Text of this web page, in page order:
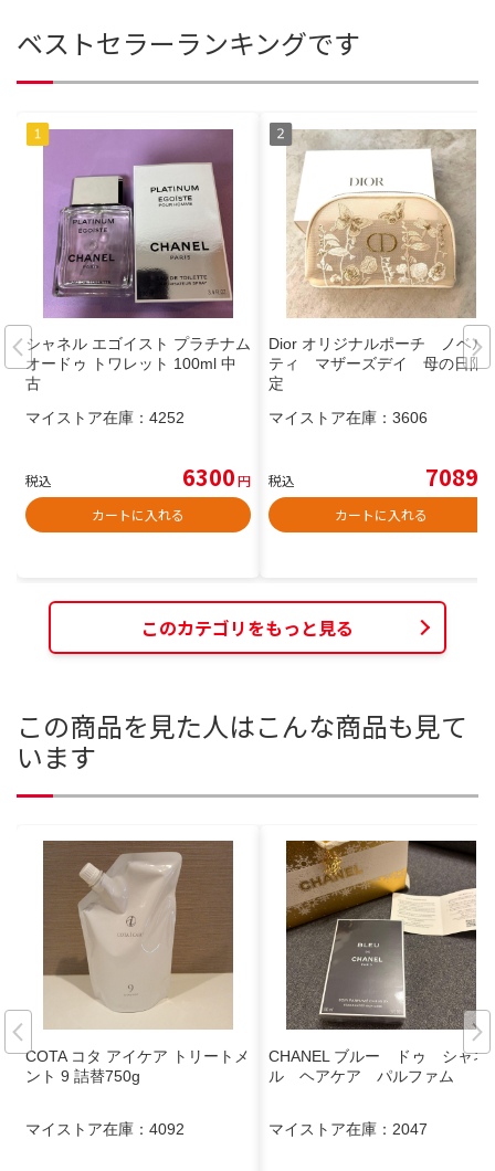
ベストセラーランキングです
シャネル エゴイスト プラチナム
オードゥ トワレット 100ml 中
古
マイストア在庫： 4252
税込 6300円
カートに入れる
Dior オリジナルポーチ ノベル
ティ マザーズデイ 母の日限
定
マイストア在庫： 3606
税込 7089
カートに入れる
このカテゴリをもっと見る
この商品を見た人はこんな商品も見て
います
COTA コタ アイケア トリートメ
ント 9 詰替750g
マイストア在庫： 4092
CHANEL ブルー ドゥ シャネ
ル ヘアケア パルファム
マイストア在庫： 2047